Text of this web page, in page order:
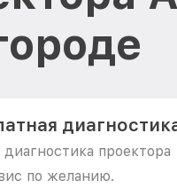
диагностика проектора
по желанию.